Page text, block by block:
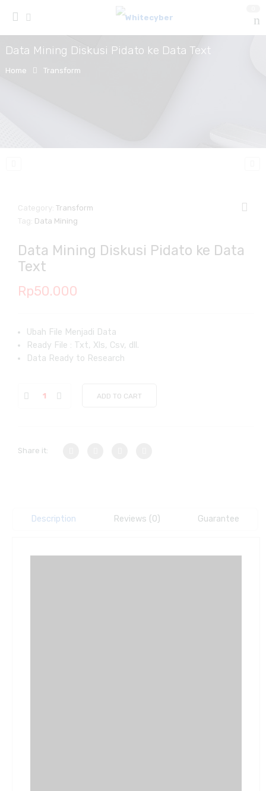
Data Mining Diskusi Pidato ke Data Text
Home Transform
Category:Transform
Tag: Data Mining
Data Mining Diskusi Pidato ke Data
Text
Rp50.000
Ubah File Menjadi Data
Ready File : Txt, Xls, Csv, dll.
Data Ready to Research
ADD TO CART
Share it:
Description Reviews (0) Guarantee